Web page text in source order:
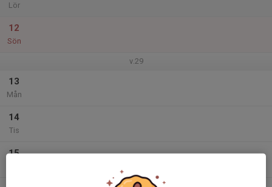
Lör
12
Sön
v.29
13
Mån
14
Tis
15